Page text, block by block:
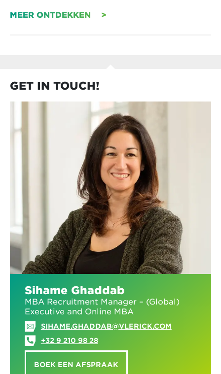
MEER ONTDEKKEN
GET IN TOUCH!
Sihame Ghaddab
MBA Recruitment Manager – (Global)
Executive and Online MBA
SIHAME.GHADDAB@VLERICK.COM
+32 9 210 98 28
BOEK EEN AFSPRAAK